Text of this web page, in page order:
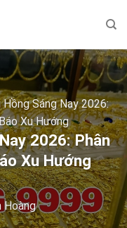
Hồng Sáng Nay 2026:
Xu Hướng
2026: Phân
Xu Hướng
Hoàng